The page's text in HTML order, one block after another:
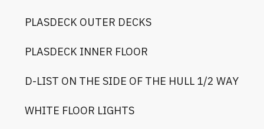
PLASDECK OUTER DECKS
PLASDECK INNER FLOOR
D-LIST ON THE SIDE OF THE HULL 1/2 WAY
WHITE FLOOR LIGHTS